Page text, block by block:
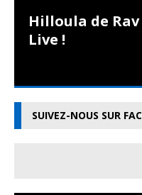
Hilloula de Rav
Live !
SUIVEZ-NOUS SUR